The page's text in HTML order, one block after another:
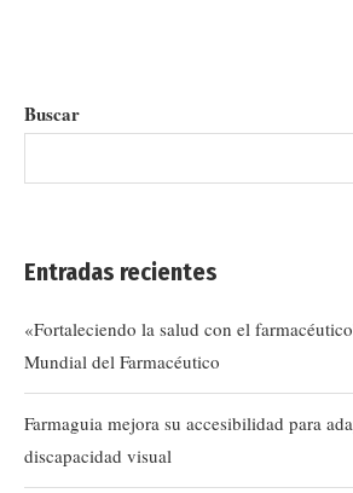
Buscar
Entradas recientes
«Fortaleciendo la salud con el
Mundial del Farmacéutico
Farmaguia mejora su accesibilidad para
discapacidad visual